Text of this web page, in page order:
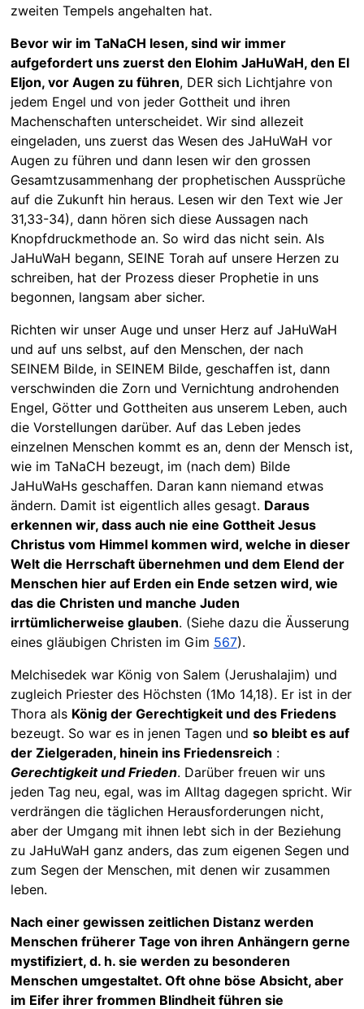
zweiten Tempels angehalten hat.
Bevor wir im TaNaCH lesen, sind wir immer
aufgefordert uns zuerst den Elohim JaHuWaH, den El
Eljon, vor Augen zu führen, DER sich Lichtjahre von
jedem Engel und von jeder Gottheit und ihren
Machenschaften unterscheidet. Wir sind allezeit
eingeladen, uns zuerst das Wesen des JaHuWaH vor
Augen zu führen und dann lesen wir den grossen
Gesamtzusammenhang der prophetischen Aussprüche
auf die Zukunft hin heraus. Lesen wir den Text wie Jer
31,33-34), dann hören sich diese Aussagen nach
Knopfdruckmethode an. So wird das nicht sein. Als
JaHuWaH begann, SEINE Torah auf unsere Herzen zu
schreiben, hat der Prozess dieser Prophetie in uns
begonnen, langsam aber sicher.
Richten wir unser Auge und unser Herz auf JaHuWaH
und auf uns selbst, auf den Menschen, der nach
SEINEM Bilde, in SEINEM Bilde, geschaffen ist, dann
verschwinden die Zorn und Vernichtung androhenden
Engel, Götter und Gottheiten aus unserem Leben, auch
die Vorstellungen darüber. Auf das Leben jedes
einzelnen Menschen kommt es an, denn der Mensch ist,
wie im TaNaCH bezeugt, im (nach dem) Bilde
JaHuWaHs geschaffen. Daran kann niemand etwas
ändern. Damit ist eigentlich alles gesagt. Daraus
erkennen wir, dass auch nie eine Gottheit Jesus
Christus vom Himmel kommen wird, welche in dieser
Welt die Herrschaft übernehmen und dem Elend der
Menschen hier auf Erden ein Ende setzen wird, wie
das die Christen und manche Juden
irrtümlicherweise glauben. (Siehe dazu die Äusserung
eines gläubigen Christen im Gim 567).
Melchisedek war König von Salem (Jerushalajim) und
zugleich Priester des Höchsten (1Mo 14,18). Er ist in der
Thora als König der Gerechtigkeit und des Friedens
bezeugt. So war es in jenen Tagen und so bleibt es auf
der Zielgeraden, hinein ins Friedensreich :
Gerechtigkeit und Frieden. Darüber freuen wir uns
jeden Tag neu, egal, was im Alltag dagegen spricht. Wir
verdrängen die täglichen Herausforderungen nicht,
aber der Umgang mit ihnen lebt sich in der Beziehung
zu JaHuWaH ganz anders, das zum eigenen Segen und
zum Segen der Menschen, mit denen wir zusammen
leben.
Nach einer gewissen zeitlichen Distanz werden
Menschen früherer Tage von ihren Anhängern gerne
mystifiziert, d. h. sie werden zu besonderen
Menschen umgestaltet. Oft ohne böse Absicht, aber
im Eifer ihrer frommen Blindheit führen sie